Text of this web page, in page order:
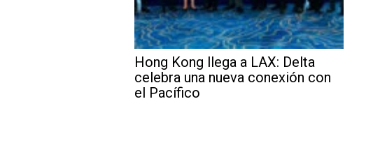
Hong Kong llega a LAX: Delta
celebra una nueva conexión con
el Pacífico